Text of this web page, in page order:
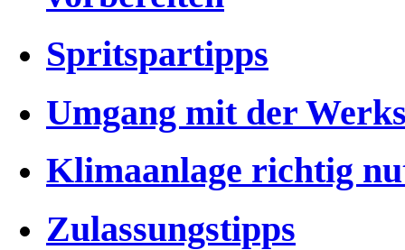
Spritspartipps
Umgang mit der
Klimaanlage richtig
Zulassungstipps